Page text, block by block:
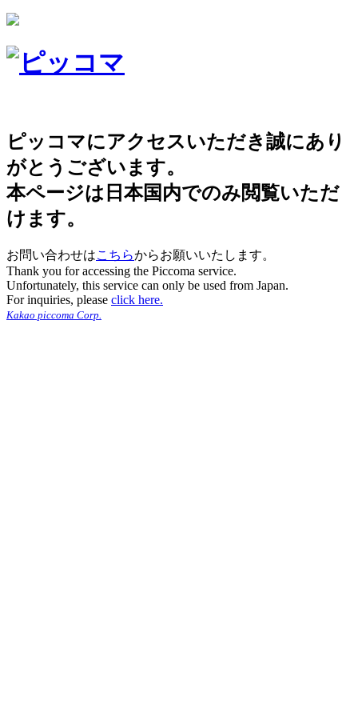
ピッコマにアクセスいただき誠にあり
がとうございます。
本ページは日本国内でのみ閲覧いただ
けます。
お問い合わせはこちらからお願いいたします。
Thank you for accessing the Piccoma service.
Unfortunately, this service can only be used from Japan.
For inquiries, please click here.
Kakao piccoma Corp.